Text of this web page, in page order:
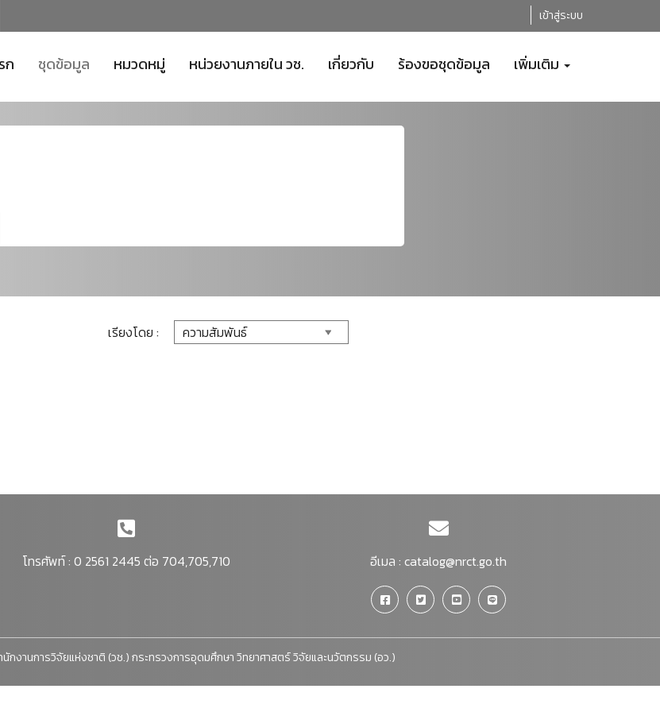
เข้าสู่ระบบ
ก ชุดข้อมูล หมวดหมู่ หน่วยงานภายใน วช. เกี่ยวกับ ร้องขอชุดข้อมูล เพิ่มเติม
เรียงโดย :
โทรศัพท์ : 0 2561 2445 ต่อ 704,705,710 อีเมล :catalog@nrct.go.th
งานการวิจัยแห่งชาติ (วช.) กระทรวงการอุดมศึกษา วิทยาศาสตร์ วิจัยและนวัตกรรม (อว.)